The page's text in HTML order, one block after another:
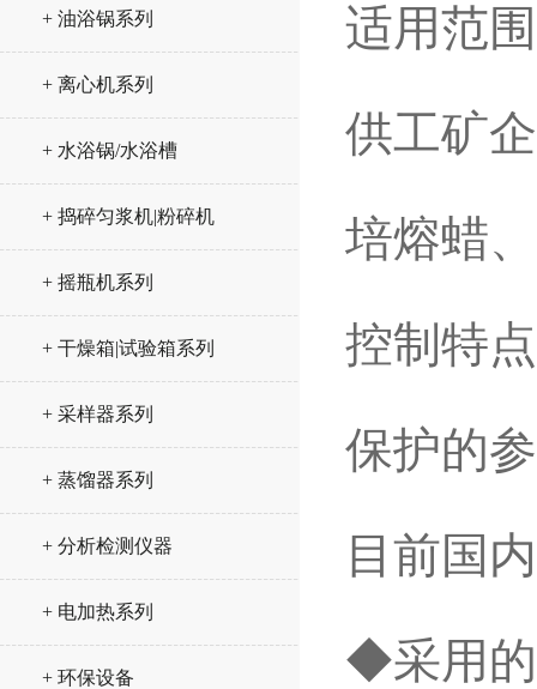
+ 油浴锅系列
+ 离心机系列
+ 水浴锅/水浴槽
+ 捣碎匀浆机|粉碎机
+ 摇瓶机系列
+ 干燥箱|试验箱系列
+ 采样器系列
+ 蒸馏器系列
+ 分析检测仪器
+ 电加热系列
+ 环保设备
适用范
供工矿
培熔蜡
控制特
保护的
目前国
◆采用的